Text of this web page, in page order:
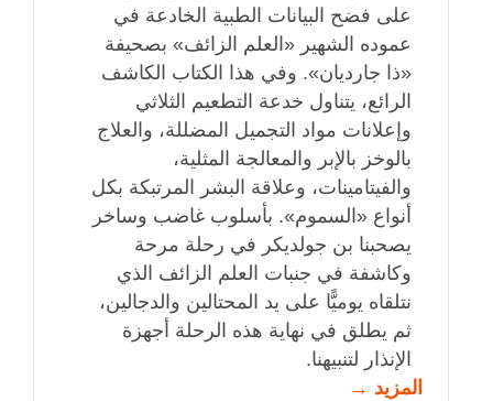
على فضح البيانات الطبية الخادعة في
عموده الشهير «العلم الزائف» بصحيفة
«ذا جارديان». وفي هذا الكتاب الكاشف
الرائع، يتناول خدعة التطعيم الثلاثي
وإعلانات مواد التجميل المضللة، والعلاج
بالوخز بالإبر والمعالجة المثلية،
والفيتامينات، وعلاقة البشر المرتبكة بكل
أنواع «السموم». بأسلوب غاضب وساخر
يصحبنا بن جولديكر في رحلة مرحة
وكاشفة في جنبات العلم الزائف الذي
نتلقاه يوميًّا على يد المحتالين والدجالين،
ثم يطلق في نهاية هذه الرحلة أجهزة
الإنذار لتنبيهنا.
المزيد →